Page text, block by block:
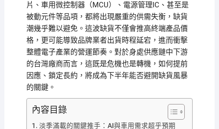
片、車用微控制器（MCU）、電源管理IC、甚至是
被動元件等品項，都將出現嚴重的供需失衡，缺貨
潮幾乎難以避免。這波缺貨不僅會推高終端產品價
格，更可能導致品牌業者出貨時程延宕，進而衝擊
整體電子產業的營運節奏。對於身處供應鏈中下游
的台灣廠商而言，這既是危機也是轉機，如何提前
因應、鎖定長約，將成為下半年能否避開缺貨風暴
的關鍵。
內容目錄
淡季滿載的關鍵推手：AI與車用需求超乎預期